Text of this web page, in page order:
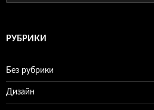
а
иРУБРИКИ
Без рубрики
Дизайн